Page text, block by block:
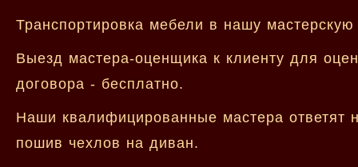
Транспортировка мебели в нашу
Выезд мастера-оценщика к клиенту для
договора - бесплатно.
Наши квалифицированные мастера ответят
пошив чехлов на диван.